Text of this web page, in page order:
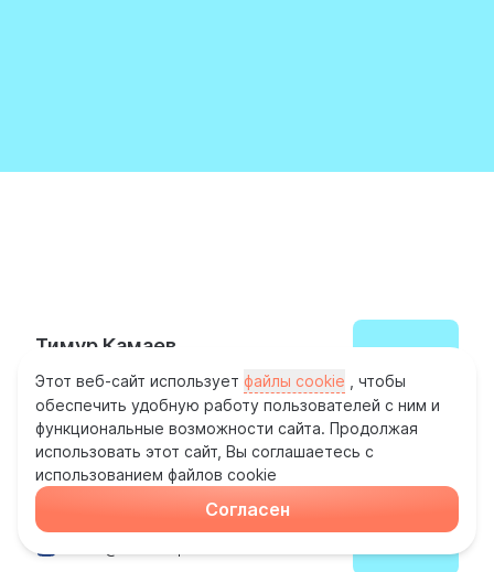
Тимур Камаев
t.kamaev@rusfishexpo.com
Марьяна Мась
Заместитель руководителя отдела продаж
Этот веб-сайт использует файлы cookie , чтобы
обеспечить удобную работу пользователей с ним и
функциональные возможности сайта. Продолжая
использовать этот сайт, Вы соглашаетесь с
использованием файлов cookie
Согласен